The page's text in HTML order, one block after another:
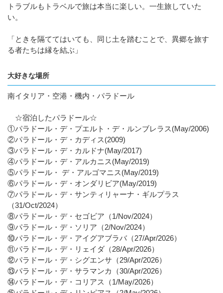
トラブルもトラベルで旅は本当に楽しい。一生旅していた
い。
「ときを隔ててはいても、同じ土を踏むことで、異郷を旅す
る者たちは縁を結ぶ」
大好きな場所
南イタリア・空港・機内・パラドール
☆宿泊したパラドール☆
①パラドール・デ・プエルト・デ・ルンブレラス(May/2006)
②パラドール・デ・カディス(2009)
③パラドール・デ・カルドナ(May/2017)
④パラドール・デ・アルカニス(May/2019)
⑤パラドール・ デ・アルゴマニス(May/2019)
⑥パラドール・デ・オンダリビア(May/2019)
⑦パラドール・デ・サンティリャーナ・ギルプラス
（31/Oct/2024）
⑧パラドール・デ・セゴビア（1/Nov/2024）
⑨パラドール・デ・ソリア（2/Nov/2024）
⑩パラドール・デ・アイグアブラバ（27/Apr/2026）
⑪パラドール・デ・リェイダ（28/Apr/2026）
⑫パラドール・デ・シグエンサ（29/Apr/2026）
⑬パラドール・デ・サラマンカ（30/Apr/2026）
⑭パラドール・デ・コリアス（1/May/2026）